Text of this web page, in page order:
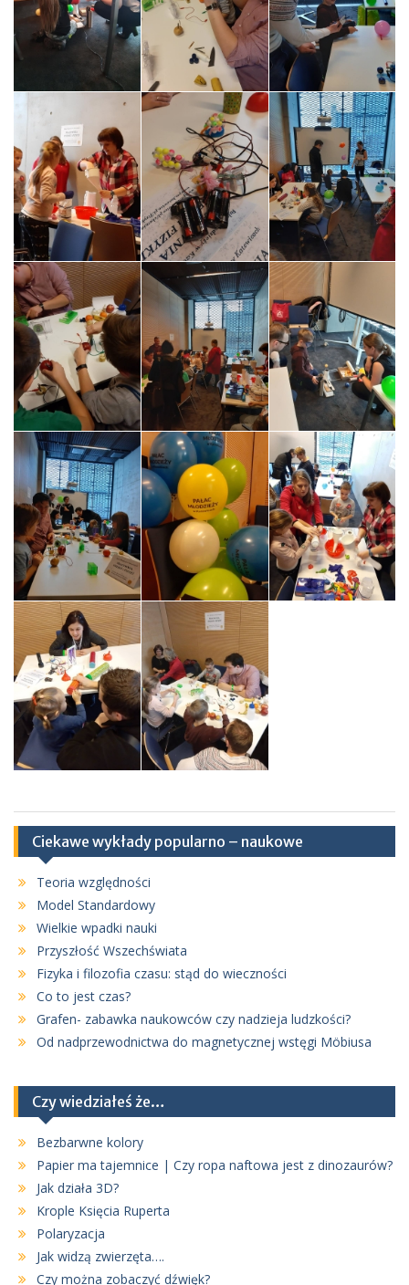
Ciekawe wykłady popularno – naukowe
Teoria względności
Model Standardowy
Wielkie wpadki nauki
Przyszłość Wszechświata
Fizyka i filozofia czasu: stąd do wieczności
Co to jest czas?
Grafen- zabawka naukowców czy nadzieja ludzkości?
Od nadprzewodnictwa do magnetycznej wstęgi Möbiusa
Czy wiedziałeś że…
Bezbarwne kolory
Papier ma tajemnice | Czy ropa naftowa jest z dinozaurów?
Jak działa 3D?
Krople Księcia Ruperta
Polaryzacja
Jak widzą zwierzęta….
Czy można zobaczyć dźwięk?